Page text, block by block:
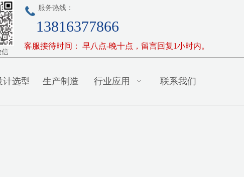
信
服务热线：
13816377866
客服接待时间： 早八点-晚十点，留言回复1小时内。
计选型 生产制造 行业应用 联系我们